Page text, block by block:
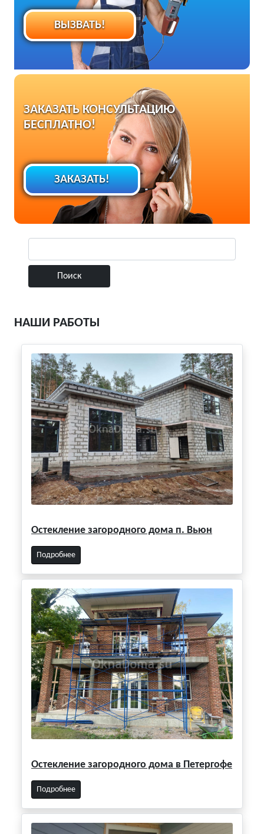
ВЫЗВАТЬ!
ЗАКАЗАТЬ КОНСУЛЬТАЦИЮ
БЕСПЛАТНО!
ЗАКАЗАТЬ!
НАШИ РАБОТЫ
Остекление загородного дома п. Вьюн
Подробнее
Остекление загородного дома в Петергофе
Подробнее